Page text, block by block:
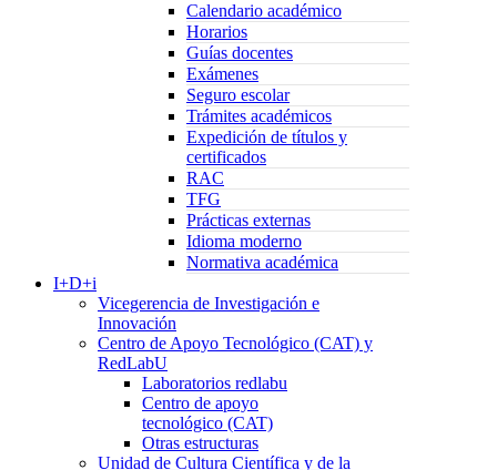
Calendario académico
Horarios
Guías docentes
Exámenes
Seguro escolar
Trámites académicos
Expedición de títulos y
certificados
RAC
TFG
Prácticas externas
Idioma moderno
Normativa académica
I+D+i
Vicegerencia de Investigación e
Innovación
Centro de Apoyo Tecnológico (CAT) y
RedLabU
Laboratorios redlabu
Centro de apoyo
tecnológico (CAT)
Otras estructuras
Unidad de Cultura Científica y de la